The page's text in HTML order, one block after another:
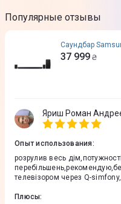
Популярные отзывы
Саундбар
37 999 ₴
Яриш Роман
Опыт использования:
розрулив весь
телевізором через Q-
Плюсы: